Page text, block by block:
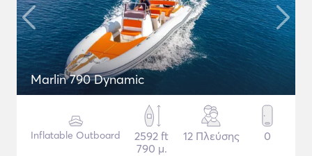
Marlin 790 Dynamic
Inflatable Outboard
2592 ft
790 μ.
12 Πλεύσης 0